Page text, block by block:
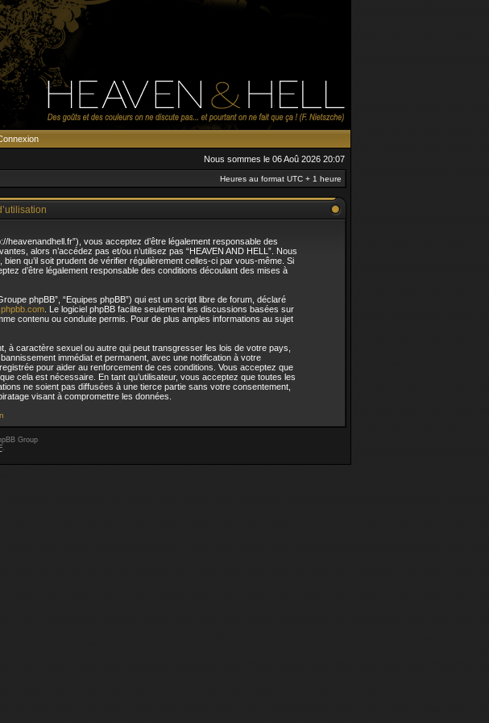
Nous sommes le 06 Aoû 2026 20:07
Heures au format UTC + 1 heure
heavenandhell.fr”), vous acceptez d’être légalement responsable des
alors n’accédez pas et/ou n’utilisez pas “HEAVEN AND HELL”. Nous
qu’il soit prudent de vérifier régulièrement celles-ci par vous-même. Si
d’être légalement responsable des conditions découlant des mises à
phpBB”, “Equipes phpBB”) qui est un script libre de forum, déclaré
. Le logiciel phpBB facilite seulement les discussions basées sur
contenu ou conduite permis. Pour de plus amples informations au sujet
à caractère sexuel ou autre qui peut transgresser les lois de votre pays,
immédiat et permanent, avec une notification à votre
pour aider au renforcement de ces conditions. Vous acceptez que
cela est nécessaire. En tant qu’utilisateur, vous acceptez que toutes les
ne soient pas diffusées à une tierce partie sans votre consentement,
visant à compromettre les données.
Group
.